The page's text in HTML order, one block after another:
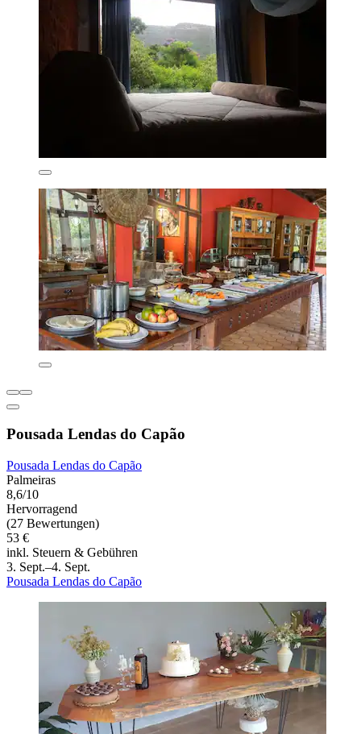
Pousada Lendas do Capão
Pousada Lendas do Capão
Palmeiras
8,6/10
Hervorragend
(27 Bewertungen)
53 €
inkl. Steuern & Gebühren
3. Sept.–4. Sept.
Pousada Lendas do Capão